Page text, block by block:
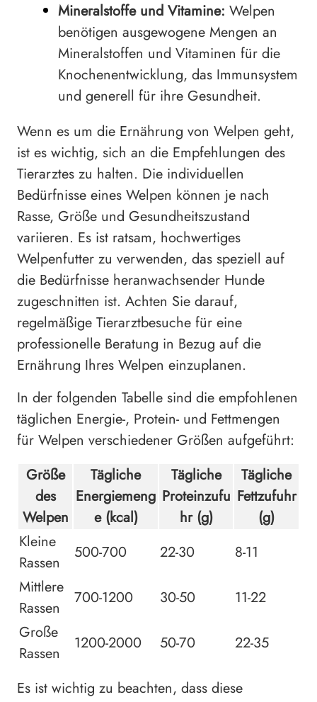
Mineralstoffe und Vitamine: Welpen
benötigen ausgewogene Mengen an
Mineralstoffen und Vitaminen für die
Knochenentwicklung, das Immunsystem
und generell für ihre Gesundheit.
Wenn es um die Ernährung von Welpen geht,
ist es wichtig, sich an die Empfehlungen des
Tierarztes zu halten. Die individuellen
Bedürfnisse eines Welpen können je nach
Rasse, Größe und Gesundheitszustand
variieren. Es ist ratsam, hochwertiges
Welpenfutter zu verwenden, das speziell auf
die Bedürfnisse heranwachsender Hunde
zugeschnitten ist. Achten Sie darauf,
regelmäßige Tierarztbesuche für eine
professionelle Beratung in Bezug auf die
Ernährung Ihres Welpen einzuplanen.
In der folgenden Tabelle sind die empfohlenen
täglichen Energie-, Protein- und Fettmengen
für Welpen verschiedener Größen aufgeführt:
Größe
des
Welpen
Tägliche
Energiemeng
e (kcal)
Tägliche
Proteinzufu
hr (g)
Tägliche
Fettzufuhr
(g)
Kleine
Rassen
500-700 22-30
8-11
Mittlere
Rassen
700-1200 30-50
11-22
Große
Rassen
1200-2000 50-70 22-35
Es ist wichtig zu beachten, dass diese